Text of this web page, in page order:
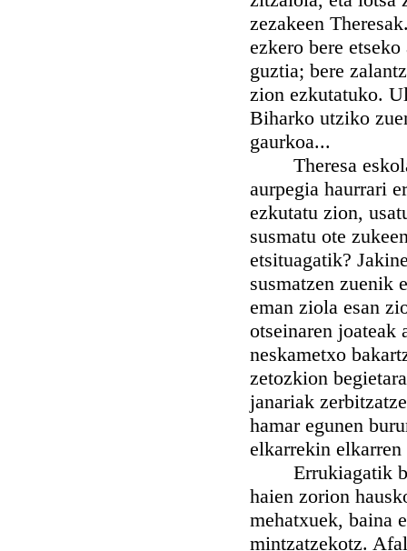
zezakeen
ezkero bere
guztia; bere
zion ezkutatuko.
Biharko utziko
gaurkoa...
Theresa
aurpegia haurrari
ezkutatu zion,
susmatu ote
etsituagatik?
susmatzen zuenik
eman ziola esan
otseinaren joateak
neskametxo
zetozkion
janariak
hamar egunen
elkarrekin
Errukiagatik
haien zorion
mehatxuek, baina
mintzatzekotz.